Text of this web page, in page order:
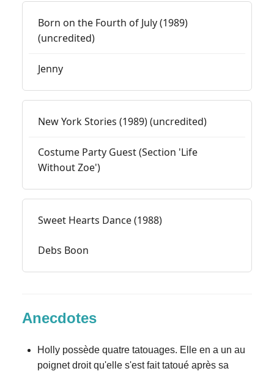
Born on the Fourth of July (1989)
(uncredited)
Jenny
New York Stories (1989) (uncredited)
Costume Party Guest (Section 'Life
Without Zoe')
Sweet Hearts Dance (1988)
Debs Boon
Anecdotes
Holly possède quatre tatouages. Elle en a un au
poignet droit qu'elle s'est fait tatoué après sa